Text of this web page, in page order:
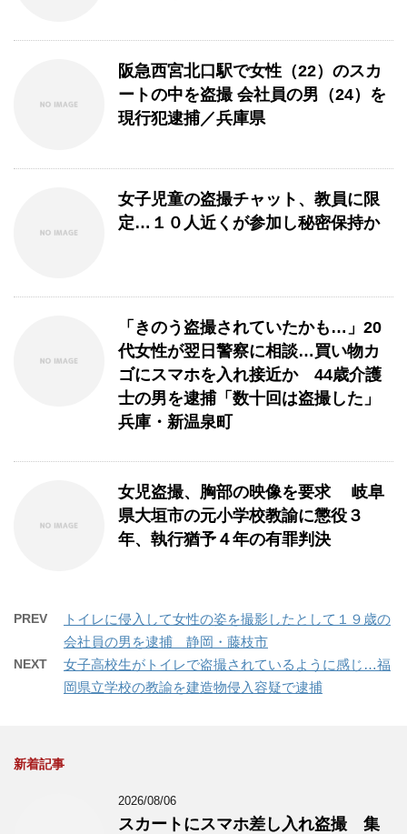
阪急西宮北口駅で女性（22）のスカ
ートの中を盗撮 会社員の男（24）を
現行犯逮捕／兵庫県
女子児童の盗撮チャット、教員に限
定…１０人近くが参加し秘密保持か
「きのう盗撮されていたかも…」20
代女性が翌日警察に相談…買い物カ
ゴにスマホを入れ接近か 44歳介護
士の男を逮捕「数十回は盗撮した」
兵庫・新温泉町
女児盗撮、胸部の映像を要求 岐阜
県大垣市の元小学校教諭に懲役３
年、執行猶予４年の有罪判決
PREV
トイレに侵入して女性の姿を撮影したとして１９歳の
会社員の男を逮捕 静岡・藤枝市
NEXT
女子高校生がトイレで盗撮されているように感じ…福
岡県立学校の教諭を建造物侵入容疑で逮捕
新着記事
2026/08/06
スカートにスマホ差し入れ盗撮 集